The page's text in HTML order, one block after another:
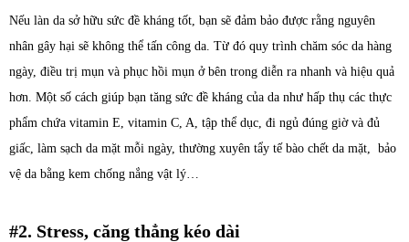
Nếu làn da sở hữu sức đề kháng tốt, bạn sẽ đảm bảo được rằng nguyên
nhân gây hại sẽ không thể tấn công da. Từ đó quy trình chăm sóc da hàng
ngày, điều trị mụn và phục hồi mụn ở bên trong diễn ra nhanh và hiệu quả
hơn. Một số cách giúp bạn tăng sức đề kháng của da như hấp thụ các thực
phẩm chứa vitamin E, vitamin C, A, tập thể dục, đi ngủ đúng giờ và đủ
giấc, làm sạch da mặt mỗi ngày, thường xuyên tẩy tế bào chết da mặt, bảo
vệ da bằng kem chống nắng vật lý…
#2. Stress, căng thẳng kéo dài